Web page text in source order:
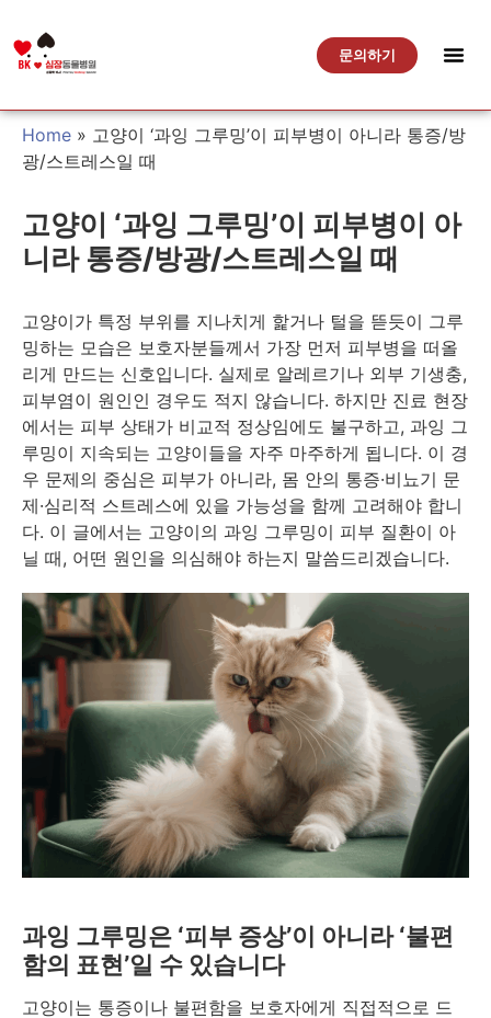
문의하기
Home » 고양이 ‘과잉 그루밍’이 피부병이 아니라 통증/방
광/스트레스일 때
고양이 ‘과잉 그루밍’이 피부병이 아
니라 통증/방광/스트레스일 때
고양이가 특정 부위를 지나치게 핥거나 털을 뜯듯이 그루
밍하는 모습은 보호자분들께서 가장 먼저 피부병을 떠올
리게 만드는 신호입니다. 실제로 알레르기나 외부 기생충,
피부염이 원인인 경우도 적지 않습니다. 하지만 진료 현장
에서는 피부 상태가 비교적 정상임에도 불구하고, 과잉 그
루밍이 지속되는 고양이들을 자주 마주하게 됩니다. 이 경
우 문제의 중심은 피부가 아니라, 몸 안의 통증·비뇨기 문
제·심리적 스트레스에 있을 가능성을 함께 고려해야 합니
다. 이 글에서는 고양이의 과잉 그루밍이 피부 질환이 아
닐 때, 어떤 원인을 의심해야 하는지 말씀드리겠습니다.
과잉 그루밍은 ‘피부 증상’이 아니라 ‘불편
함의 표현’일 수 있습니다
고양이는 통증이나 불편함을 보호자에게 직접적으로 드